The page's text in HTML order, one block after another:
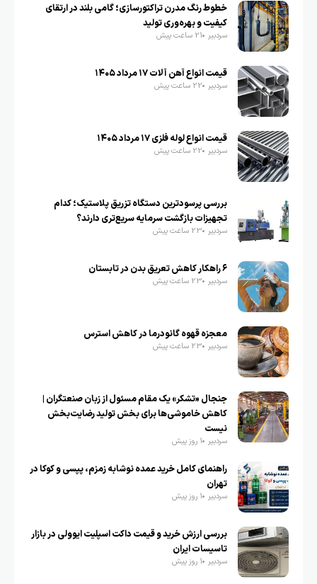
خطوط رنگ مدرن تراکتورسازی؛ گامی بلند در ارتقای
کیفیت و بهره‌وری تولید
سردبیر 21 ساعت پیش
قیمت انواع آهن آلات ۱۷ مرداد ۱۴۰۵
سردبیر 22 ساعت پیش
قیمت انواع لوله فلزی ۱۷ مرداد ۱۴۰۵
سردبیر 22 ساعت پیش
بررسی پرسودترین دستگاه تزریق پلاستیک؛ کدام
تجهیزات بازگشت سرمایه سریع‌تری دارند؟
سردبیر 23 ساعت پیش
۶ راهکار کاهش تعریق بدن در تابستان
سردبیر 23 ساعت پیش
معجزه قهوه گانودرما در کاهش استرس
سردبیر 23 ساعت پیش
جنجال «تشکر» یک مقام مسئول از زبان صنعتگران |
کاهش خاموشی‌ها برای بخش تولید رضایت‌بخش
نیست
سردبیر 1 روز پیش
راهنمای کامل خرید عمده نوشابه زمزم، پپسی و کوکا در
تهران
سردبیر 1 روز پیش
بررسی ارزش خرید و قیمت داکت اسپلیت ایوولی در بازار
تاسیسات ایران
سردبیر 1 روز پیش